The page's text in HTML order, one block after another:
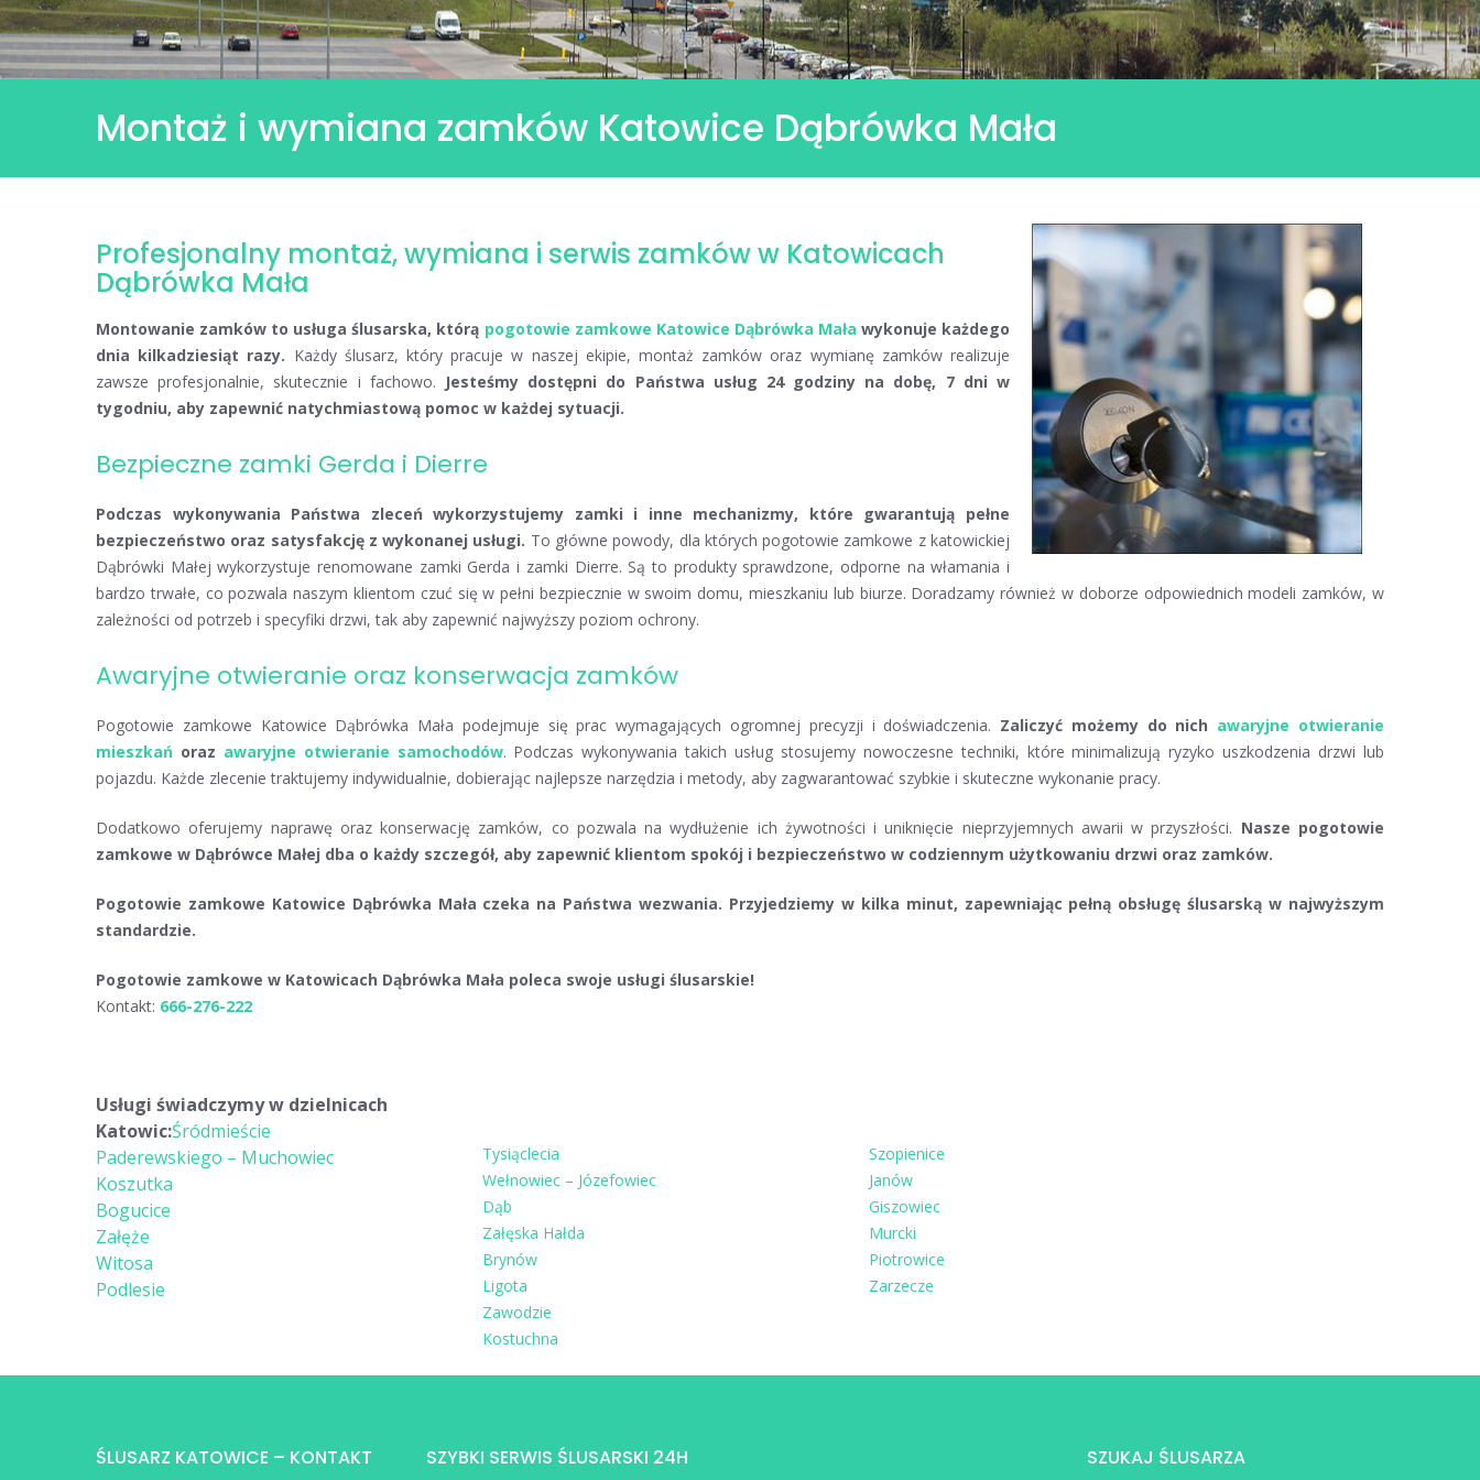
Montaż i wymiana zamków Katowice Dąbrówka Mała
i
wymiana
zamków
Katowice
Dąbrówka
Mała
Profesjonalny montaż, wymiana i serwis zamków w Katowicach
Dąbrówka Mała
Montowanie zamków to usługa ślusarska, którą pogotowie zamkowe Katowice Dąbrówka Mała wykonuje każdego
dnia kilkadziesiąt razy. Każdy ślusarz, który pracuje w naszej ekipie, montaż zamków oraz wymianę zamków realizuje
zawsze profesjonalnie, skutecznie i fachowo. Jesteśmy dostępni do Państwa usług 24 godziny na dobę, 7 dni w
tygodniu, aby zapewnić natychmiastową pomoc w każdej sytuacji.
Bezpieczne zamki Gerda i Dierre
Podczas wykonywania Państwa zleceń wykorzystujemy zamki i inne mechanizmy, które gwarantują pełne
bezpieczeństwo oraz satysfakcję z wykonanej usługi. To główne powody, dla których pogotowie zamkowe z katowickiej
Dąbrówki Małej wykorzystuje renomowane zamki Gerda i zamki Dierre. Są to produkty sprawdzone, odporne na włamania i
bardzo trwałe, co pozwala naszym klientom czuć się w pełni bezpiecznie w swoim domu, mieszkaniu lub biurze. Doradzamy również w doborze odpowiednich modeli zamków, w
zależności od potrzeb i specyfiki drzwi, tak aby zapewnić najwyższy poziom ochrony.
Awaryjne otwieranie oraz konserwacja zamków
Pogotowie zamkowe Katowice Dąbrówka Mała podejmuje się prac wymagających ogromnej precyzji i doświadczenia. Zaliczyć możemy do nich awaryjne otwieranie
mieszkań oraz awaryjne otwieranie samochodów. Podczas wykonywania takich usług stosujemy nowoczesne techniki, które minimalizują ryzyko uszkodzenia drzwi lub
pojazdu. Każde zlecenie traktujemy indywidualnie, dobierając najlepsze narzędzia i metody, aby zagwarantować szybkie i skuteczne wykonanie pracy.
Dodatkowo oferujemy naprawę oraz konserwację zamków, co pozwala na wydłużenie ich żywotności i uniknięcie nieprzyjemnych awarii w przyszłości. Nasze pogotowie
zamkowe w Dąbrówce Małej dba o każdy szczegół, aby zapewnić klientom spokój i bezpieczeństwo w codziennym użytkowaniu drzwi oraz zamków.
Pogotowie zamkowe Katowice Dąbrówka Mała czeka na Państwa wezwania. Przyjedziemy w kilka minut, zapewniając pełną obsługę ślusarską w najwyższym
standardzie.
Pogotowie zamkowe w Katowicach Dąbrówka Mała poleca swoje usługi ślusarskie!
Kontakt: 666-276-222
Usługi świadczymy w dzielnicach
Katowic:Śródmieście
Paderewskiego – Muchowiec
Koszutka
Bogucice
Załęże
Witosa
Podlesie
Tysiąclecia
Wełnowiec – Józefowiec
Dąb
Załęska Hałda
Brynów
Ligota
Zawodzie
Kostuchna
Szopienice
Janów
Giszowiec
Murcki
Piotrowice
Zarzecze
ŚLUSARZ KATOWICE – KONTAKT SZYBKI SERWIS ŚLUSARSKI 24H SZUKAJ ŚLUSARZA